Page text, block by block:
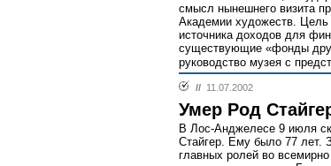
смысл нынешнего визита
Академии художеств. Цель
источника доходов для
существующие «фонды
руководство музея с
// 11.07.2002
Умер Род
В Лос-Анджелесе 9 июля
Стайгер. Ему было 77 лет.
главных ролей во